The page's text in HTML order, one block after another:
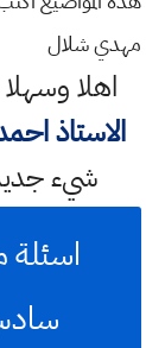
مهدي شلال
اهلا
الاستاذ
شيء